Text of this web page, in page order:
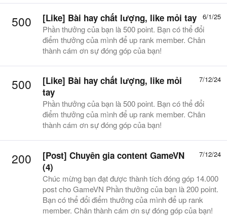
500 6/1/25
[Like] Bài hay chất lượng, like mỏi tay
Phần thưởng của bạn là 500 point. Bạn có thể đổi
điểm thưởng của mình để up rank member. Chân
thành cám ơn sự đóng góp của bạn!
500 7/12/24
[Like] Bài hay chất lượng, like mỏi
tay
Phần thưởng của bạn là 500 point. Bạn có thể đổi
điểm thưởng của mình để up rank member. Chân
thành cám ơn sự đóng góp của bạn!
200 7/12/24
[Post] Chuyên gia content GameVN
(4)
Chúc mừng bạn đạt được thành tích đóng góp 14.000
post cho GameVN Phần thưởng của bạn là 200 point.
Bạn có thể đổi điểm thưởng của mình để up rank
member. Chân thành cám ơn sự đóng góp của bạn!